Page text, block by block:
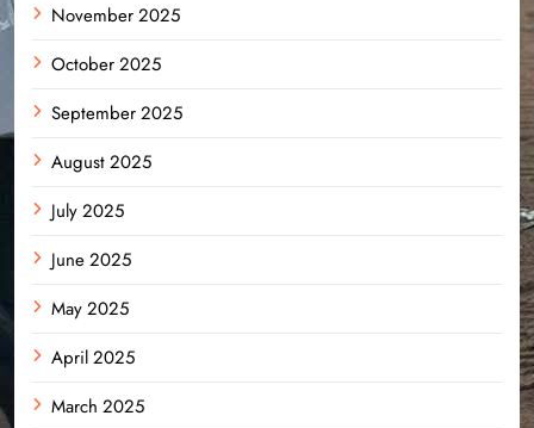
November 2025
October 2025
September 2025
August 2025
July 2025
June 2025
May 2025
April 2025
March 2025